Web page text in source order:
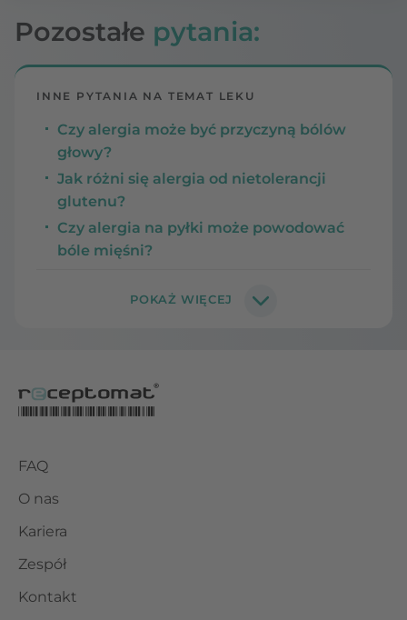
Pozostałe pytania:
INNE PYTANIA NA TEMAT LEKU
Czy alergia może być przyczyną bólów
głowy?
Jak różni się alergia od nietolerancji
glutenu?
Czy alergia na pyłki może powodować
bóle mięśni?
FAQ
O nas
Kariera
Zespół
Kontakt